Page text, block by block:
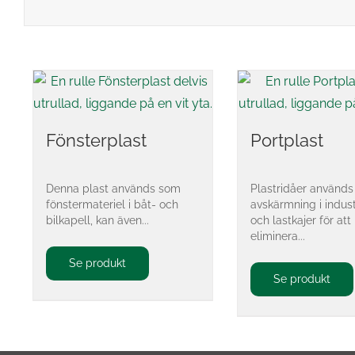
Fönsterplast
Denna plast används som
fönstermateriel i båt- och
bilkapell, kan även...
Se produkt
Portplast
Plastridåer
avskärmning i
och lastkajer för att
eliminera...
Se produkt